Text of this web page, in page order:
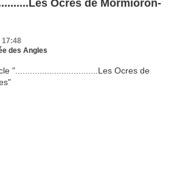
Ocres de Mormioron-
17:48
des Angles